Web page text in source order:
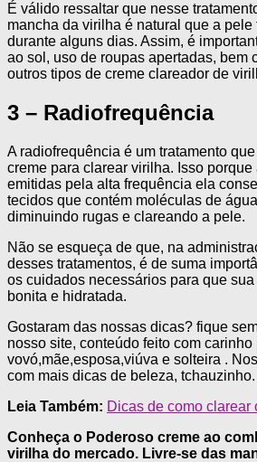
É válido ressaltar que nesse
mancha da virilha é natural que a
durante alguns dias. Assim, é
ao sol, uso de roupas apertadas, bem
outros tipos de creme clareador de
3 – Radiofrequência
A radiofrequência é um tratamento
creme para clarear virilha. Isso
emitidas pela alta frequência ela
tecidos que contém moléculas de
diminuindo rugas e clareando a pele.
Não se esqueça de que, na
desses tratamentos, é de suma
os cuidados necessários para que
bonita e hidratada.
Gostaram das nossas dicas? fique
nosso site, conteúdo feito com carinho
vovó,mãe,esposa,viúva e solteira .
com mais dicas de beleza, tchauzinho.
Leia Também: Dicas de como clarear
Conheça o Poderoso creme ao
virilha do mercado. Livre-se das